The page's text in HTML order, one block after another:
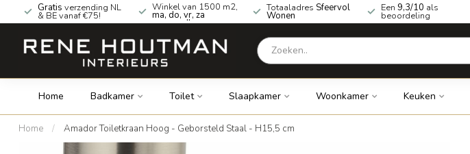
Gratis verzending NL
& BE vanaf €75!
Winkel van 1500 m2,
ma, do, vr, za
geopend!
Totaaladres Sfeervol
Wonen
Een 9,3/10 als
beoordeling
Home Badkamer Toilet Slaapkamer Woonkamer Keuken
Home / Amador Toiletkraan Hoog - Geborsteld Staal - H15,5 cm